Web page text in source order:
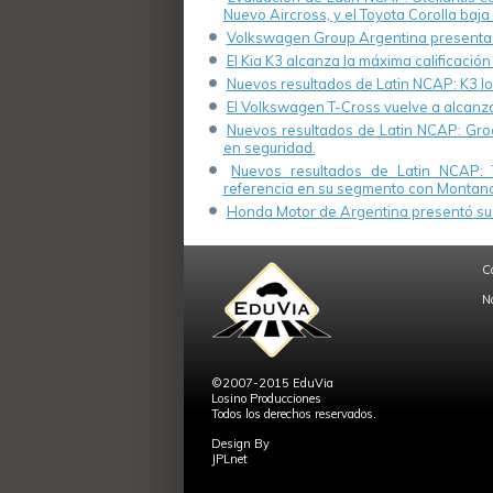
Nuevo Aircross, y el Toyota Corolla
Volkswagen Group Argentina
El Kia K3 alcanza la máxima
Nuevos resultados de Latin NCAP: K3
El Volkswagen T-Cross vuelve a
Nuevos resultados de Latin NCAP:
en seguridad.
Nuevos resultados de Latin
referencia en su segmento con
Honda Motor de Argentina presentó
©2007-2015 EduVia
Losino Producciones
Todos los derechos reservados.
Design By
JPLnet